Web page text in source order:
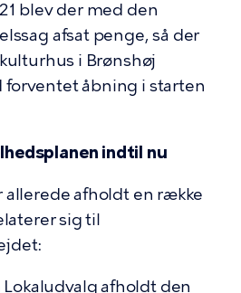
blev der med den
afsat penge, så der
i Brønshøj
forventet åbning i starten
indtil nu
allerede afholdt en række
sig til
afholdt den